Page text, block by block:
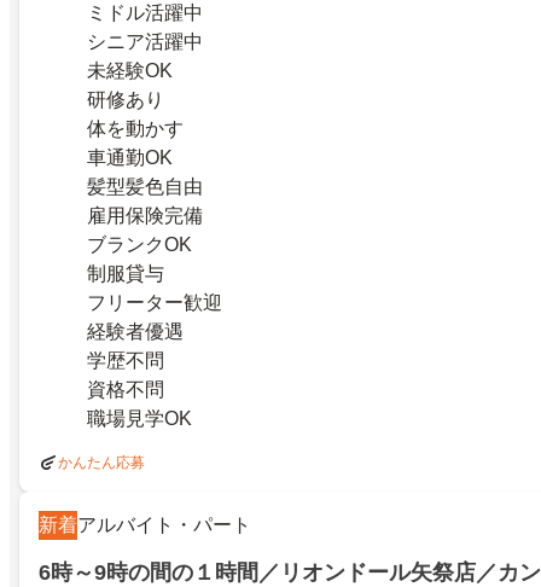
ミドル活躍中
シニア活躍中
未経験OK
研修あり
体を動かす
車通勤OK
髪型髪色自由
雇用保険完備
ブランクOK
制服貸与
フリーター歓迎
経験者優遇
学歴不問
資格不問
職場見学OK
かんたん応募
新着アルバイト・パート
6時～9時の間の１時間／リオンドール矢祭店／カ